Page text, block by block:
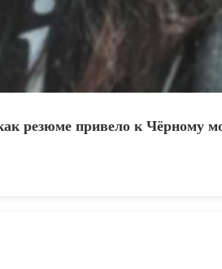
резюме привело к Чёрному